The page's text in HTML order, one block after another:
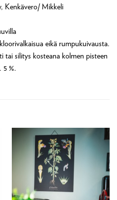
Kenkävero/ Mikkeli
eikä rumpukuivausta.
tai silitys kosteana kolmen pisteen
5 %.